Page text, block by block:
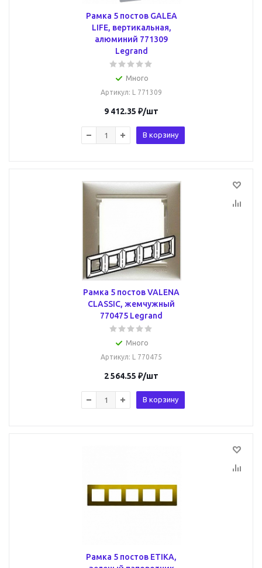
Рамка 5 постов GALEA
LIFE, вертикальная,
алюминий 771309
Legrand
Много
Артикул: L 771309
9 412.35 ₽/шт
В корзину
Рамка 5 постов VALENA
CLASSIC, жемчужный
770475 Legrand
Много
Артикул: L 770475
2 564.55 ₽/шт
В корзину
Рамка 5 постов ETIKA,